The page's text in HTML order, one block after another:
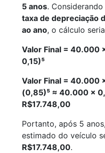
5 anos. Considerando
taxa de depreciação
ao ano, o cálculo
Valor Final = 40.000
0,15)⁵
Valor Final = 40.000
(0,85)⁵ ≈ 40.000 ×
R$17.748,00
Portanto, após 5
estimado do veículo
R$17.748,00.